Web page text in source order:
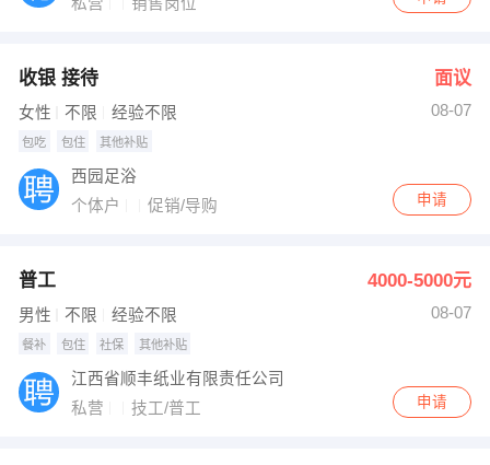
收银 接待 面议
女性 不限 经验不限 08-07
包吃 包住 其他补贴
西园足浴
个体户
促销/导购 申请
普工 4000-5000元
男性 不限 经验不限 08-07
餐补 包住 社保 其他补贴
江西省顺丰纸业有限责任公司
私营
技工/普工 申请